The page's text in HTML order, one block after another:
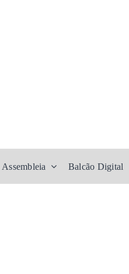
Assembleia Balcão Digital